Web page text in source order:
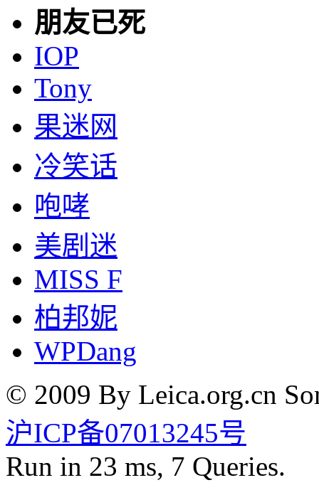
朋友已死
IOP
Tony
果迷网
冷笑话
咆哮
美剧迷
MISS F
柏邦妮
WPDang
© 2009 By Leica.org.cn
沪ICP备07013245号
Run in 23 ms, 7 Queries.